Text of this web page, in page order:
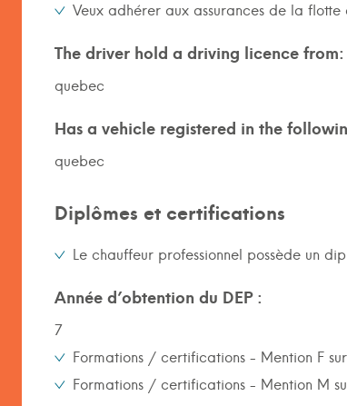
Veux adhérer aux assurances de la flotte
The driver hold a driving licence from:
quebec
Has a vehicle registered in the
quebec
Diplômes et certifications
Le chauffeur professionnel possède un
Année d’obtention du DEP :
7
Formations / certifications - Mention F
Formations / certifications - Mention M